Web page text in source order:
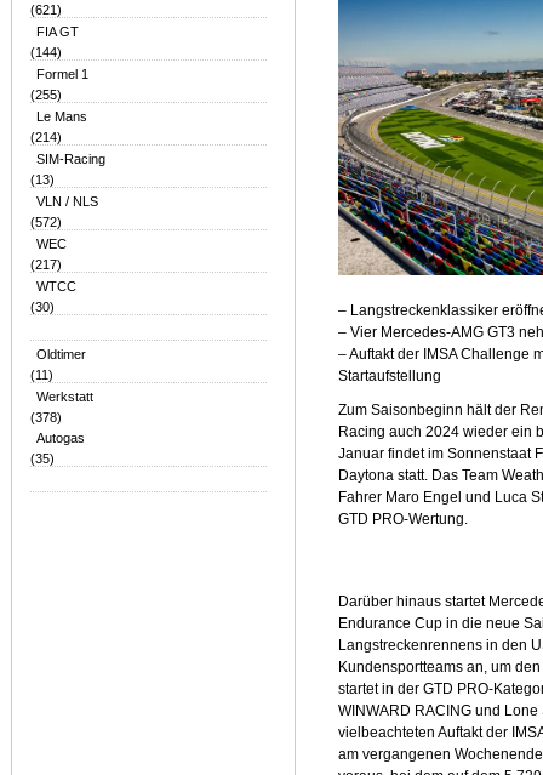
(621)
FIA GT
(144)
Formel 1
(255)
Le Mans
(214)
SIM-Racing
(13)
VLN / NLS
(572)
WEC
(217)
WTCC
(30)
Oldtimer
(11)
Werkstatt
(378)
Autogas
(35)
– Langstreckenklassiker
– Vier Mercedes-AMG GT3
– Auftakt der IMSA Challenge
Startaufstellung
Zum Saisonbeginn hält der
Racing auch 2024 wieder ein
Januar findet im Sonnenstaat
Daytona statt. Das Team
Fahrer Maro Engel und Luca
GTD PRO-Wertung.
Darüber hinaus startet
Endurance Cup in die neue
Langstreckenrennens in den
Kundensportteams an, um
startet in der GTD PRO-
WINWARD RACING und
vielbeachteten Auftakt der
am vergangenen